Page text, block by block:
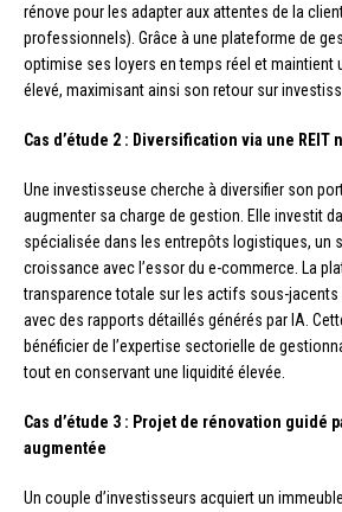
rénove pour les adapter aux attentes de la
professionnels). Grâce à une plateforme de
optimise ses loyers en temps réel et maintient
élevé, maximisant ainsi son retour sur
Cas d’étude 2 : Diversification via une
Une investisseuse cherche à diversifier son
augmenter sa charge de gestion. Elle investit
spécialisée dans les entrepôts logistiques, un
croissance avec l’essor du e-commerce. La
transparence totale sur les actifs sous-
avec des rapports détaillés générés par IA.
bénéficier de l’expertise sectorielle de
tout en conservant une liquidité élevée.
Cas d’étude 3 : Projet de rénovation guidé
augmentée
Un couple d’investisseurs acquiert un